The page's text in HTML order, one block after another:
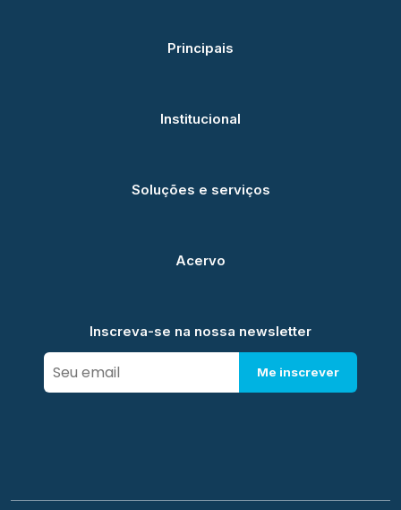
Principais
Institucional
Soluções e serviços
Acervo
Inscreva-se na nossa newsletter
Me inscrever